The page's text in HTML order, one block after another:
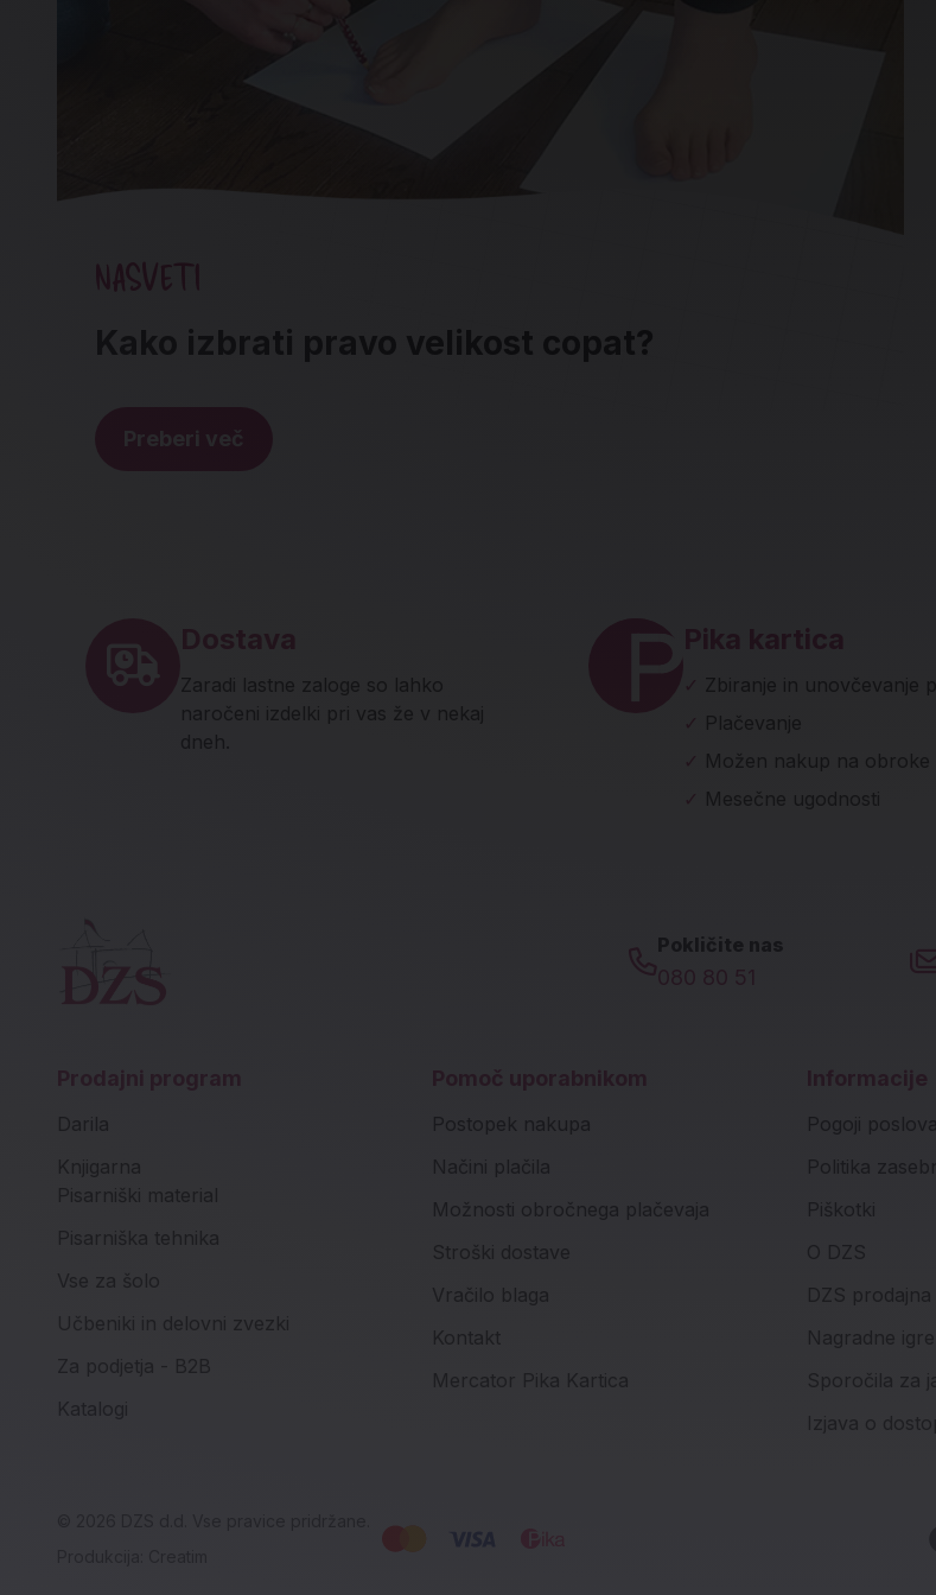
NASVETI
Kako izbrati pravo velikost copat?
Preberi več
Dostava
Zaradi lastne zaloge so lahko
naročeni izdelki pri vas že v nekaj
dneh.
Pika kartica
Zbiranje in unovčevanje
✓
Plačevanje
✓
Možen nakup na obroke
Mesečne ugodnosti
Pokličite nas
080 80 51
Prodajni program
Darila
Knjigarna
Pisarniški material
Pisarniška tehnika
Vse za šolo
Učbeniki in delovni zvezki
Za podjetja - B2B
Katalogi
Pomoč uporabnikom
Postopek nakupa
Načini plačila
Možnosti obročnega plačevaja
Stroški dostave
Vračilo blaga
Kontakt
Mercator Pika Kartica
Informacije
Pogoji
Politika
Piškotki
O DZS
DZS
Nagradne igre
Sporočila za
Izjava o